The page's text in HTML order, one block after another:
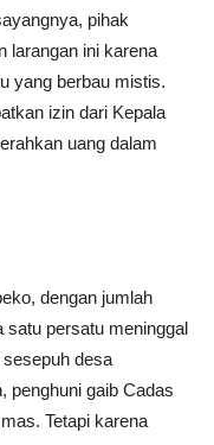
pihak
larangan ini karena
yang berbau mistis.
izin dari Kepala
uang dalam
dengan jumlah
satu persatu meninggal
desa
penghuni gaib Cadas
Tetapi karena